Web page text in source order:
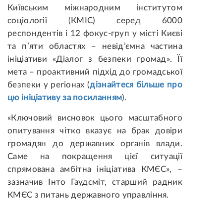
Київським міжнародним інститутом
соціології (КМІС) серед 6000
респондентів і 12 фокус-груп у місті Києві
та п’яти областях – невід’ємна частина
ініціативи «Діалог з безпеки громад». Її
мета – проактивний підхід до громадської
безпеки у регіонах (дізнайтеся більше про
цю ініціативу за посиланням).
«Ключовий висновок цього масштабного
опитування чітко вказує на брак довіри
громадян до державних органів влади.
Саме на покращення цієї ситуації
спрямована амбітна ініціатива КМЄС», –
зазначив Інто Гаудсміт, старший радник
КМЄС з питань державного управління.